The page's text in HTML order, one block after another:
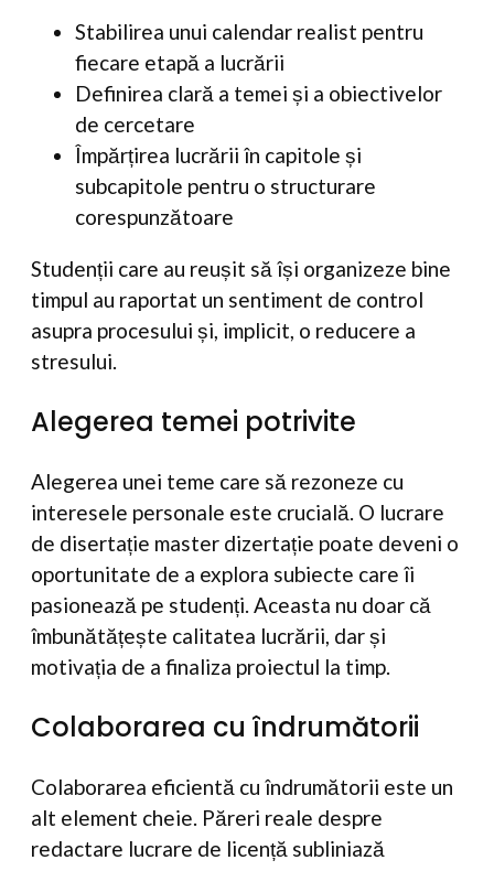
Stabilirea unui calendar realist pentru
fiecare etapă a lucrării
Definirea clară a temei și a obiectivelor
de cercetare
Împărțirea lucrării în capitole și
subcapitole pentru o structurare
corespunzătoare
Studenții care au reușit să își organizeze bine
timpul au raportat un sentiment de control
asupra procesului și, implicit, o reducere a
stresului.
Alegerea temei potrivite
Alegerea unei teme care să rezoneze cu
interesele personale este crucială. O lucrare
de disertație master dizertație poate deveni o
oportunitate de a explora subiecte care îi
pasionează pe studenți. Aceasta nu doar că
îmbunătățește calitatea lucrării, dar și
motivația de a finaliza proiectul la timp.
Colaborarea cu îndrumătorii
Colaborarea eficientă cu îndrumătorii este un
alt element cheie. Păreri reale despre
redactare lucrare de licență subliniază